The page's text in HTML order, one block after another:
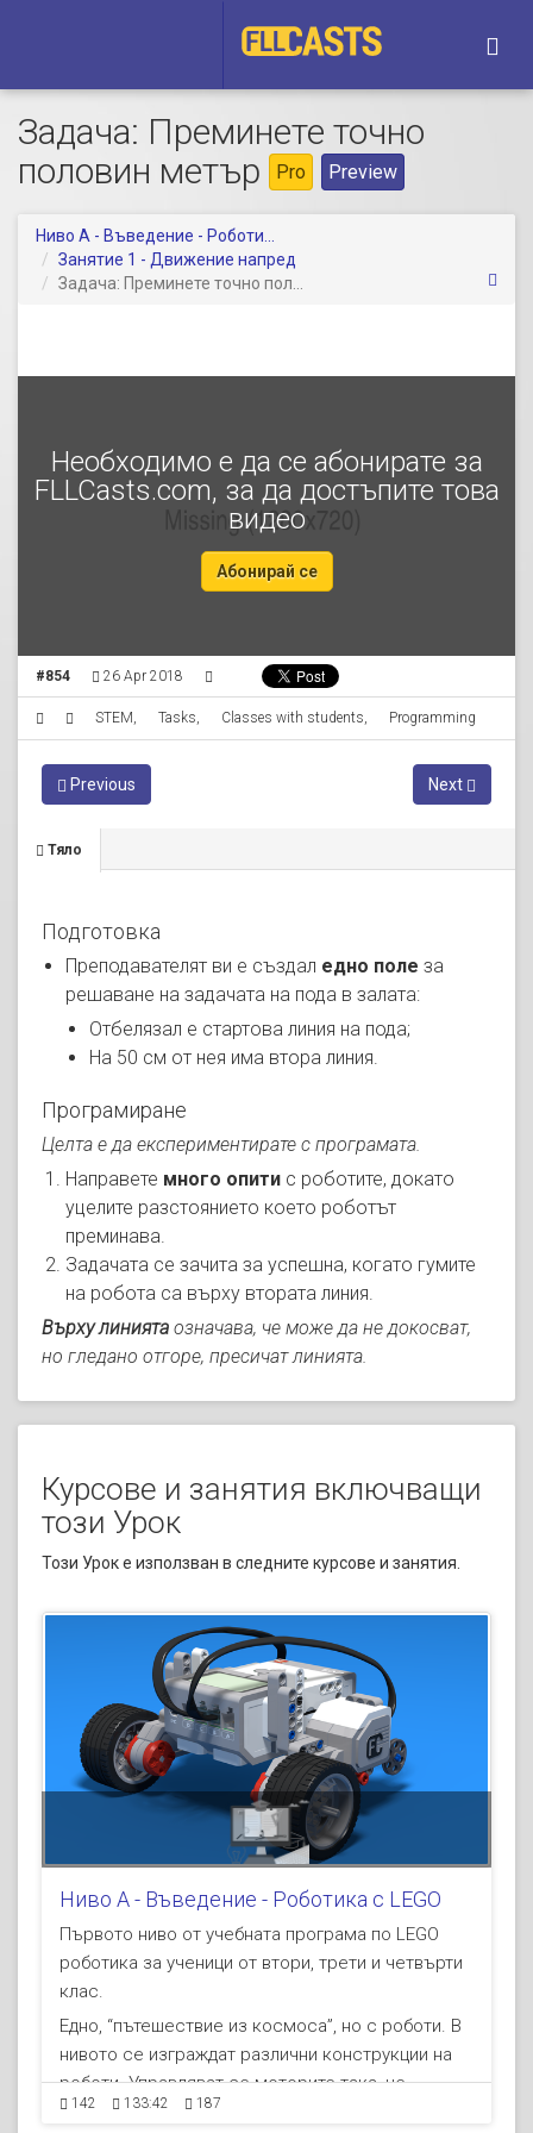
Задача: Преминете точно
половин метър
Pro Preview
Ниво A - Въведение - Роботи...
Занятие 1 - Движение напред
Задача: Преминете точно пол...
Необходимо е да се абонирате за
FLLCasts.com, за да достъпите това
видео
Абонирай се
#854 26 Apr 2018
STEM, Tasks, Classes with students, Programming
Next
Previous
Тяло
Подготовка
Преподавателят ви е създал едно поле за
решаване на задачата на пода в залата:
Отбелязал е стартова линия на пода;
На 50 см от нея има втора линия.
Програмиране
Целта е да експериментирате с програмата.
Направете много опити с роботите, докато
уцелите разстоянието което роботът
преминава.
Задачата се зачита за успешна, когато гумите
на робота са върху втората линия.
Върху линията означава, че може да не докосват,
но гледано отгоре, пресичат линията.
Курсове и занятия включващи
този Урок
Този Урок е използван в следните курсове и занятия.
Ниво A - Въведение - Роботика с LEGO
Първото ниво от учебната програма по LEGO
роботика за ученици от втори, трети и четвърти
клас.
Едно, “пътешествие из космоса”, но с роботи. В
нивото се изграждат различни конструкции на
роботи. Управляват се моторите така, че
роботите да извършват прецизни движения
142 133:42 187
Въведение
Днес ще...
Запознаване с учебния... (part of Ниво A -
Въведение - Роботика с LEGO )
Конструиране